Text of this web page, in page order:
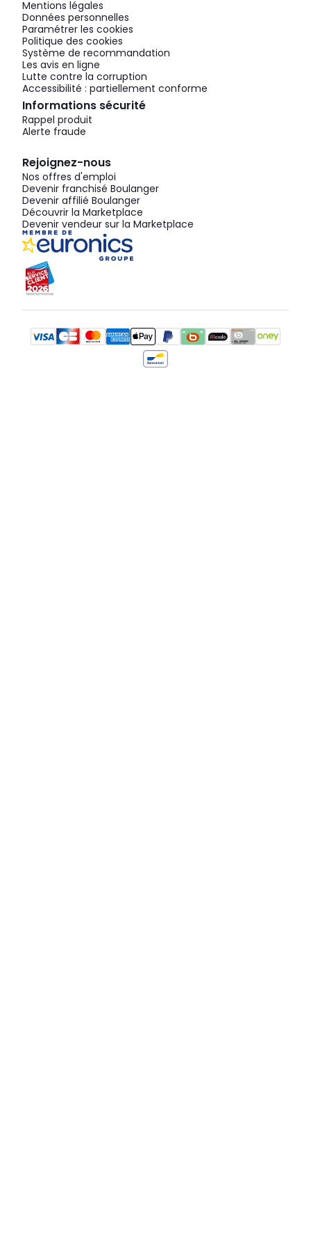
Mentions légales
Données personnelles
Paramétrer les cookies
Politique des cookies
Système de recommandation
Les avis en ligne
Lutte contre la corruption
Accessibilité : partiellement conforme
Informations sécurité
Rappel produit
Alerte fraude
Rejoignez-nous
Nos offres d'emploi
Devenir franchisé Boulanger
Devenir affilié Boulanger
Découvrir la Marketplace
Devenir vendeur sur la Marketplace